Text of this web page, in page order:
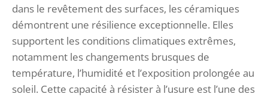
dans le revêtement des surfaces, les céramiques
démontrent une résilience exceptionnelle. Elles
supportent les conditions climatiques extrêmes,
notamment les changements brusques de
température, l’humidité et l’exposition prolongée au
soleil. Cette capacité à résister à l’usure est l’une des